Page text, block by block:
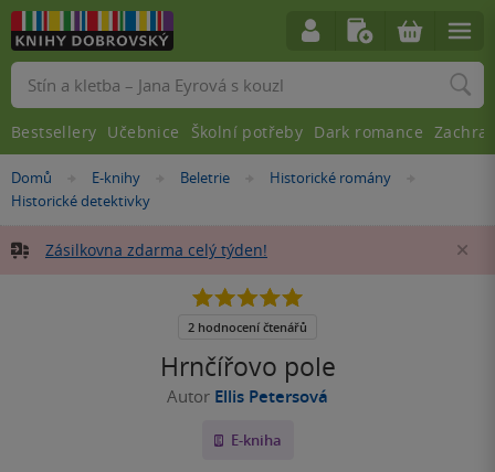
Nacházíte
se
Domů »E-knihy »
Beletrie »Historické romány
Historické detektivky
Zásilkovna zdarma celý týden!
Hrnčířovo pole
Autor Ellis Petersová
E-kniha
5.0
5
2 hodnocení čtenářů
Vyhledávání
Bestsellery Učebnice Školní potřeby Dark romance